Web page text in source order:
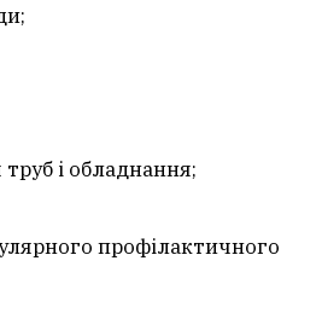
і обладнання;
профілактичного